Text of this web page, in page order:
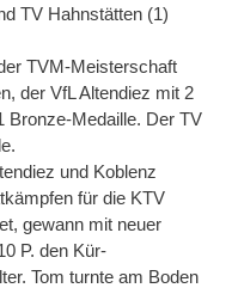
TV Hahnstätten (1)
TVM-Meisterschaft
der VfL Altendiez mit 2
Bronze-Medaille. Der TV
und Koblenz
für die KTV
gewann mit neuer
P. den Kür-
Tom turnte am Boden